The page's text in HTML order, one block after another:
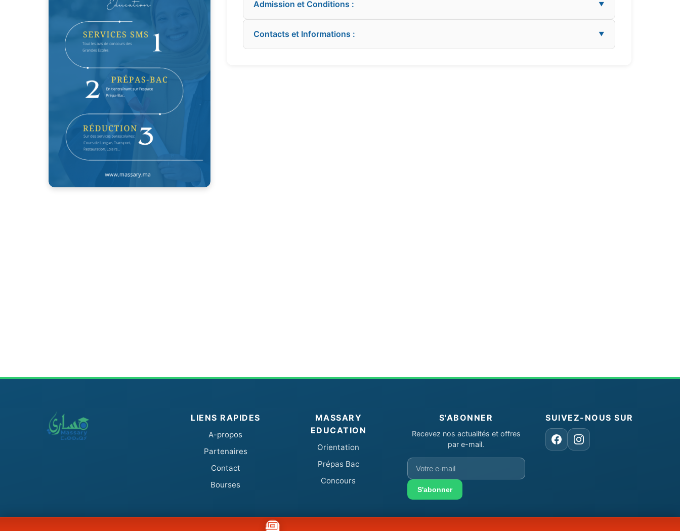
Admission et Conditions : ▼
Contacts et Informations : ▼
LIENS RAPIDES
A-propos
Partenaires
Contact
Bourses
MASSARY
EDUCATION
Orientation
Prépas Bac
Concours
S'ABONNER
Recevez nos actualités et offres
par e-mail.
Votre
e-
mailS'abonner
SUIVEZ-NOUS SUR
FacebookInstagram